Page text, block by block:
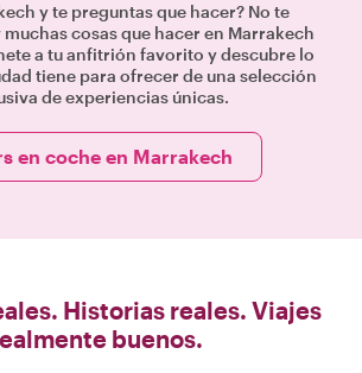
y te preguntas que hacer? No te
cosas que hacer en Marrakech
a tu anfitrión favorito y descubre lo
tiene para ofrecer de una selección
de experiencias únicas.
en coche en Marrakech
Historias reales. Viajes
buenos.